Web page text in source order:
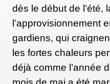
Travailler le contrôle
descente contrôlée
Tenez-vous sur une
jambe. Descendez
dès le début de l’été,
l’approvisionnement
gardiens, qui
les fortes chaleurs
déjà comme l’année